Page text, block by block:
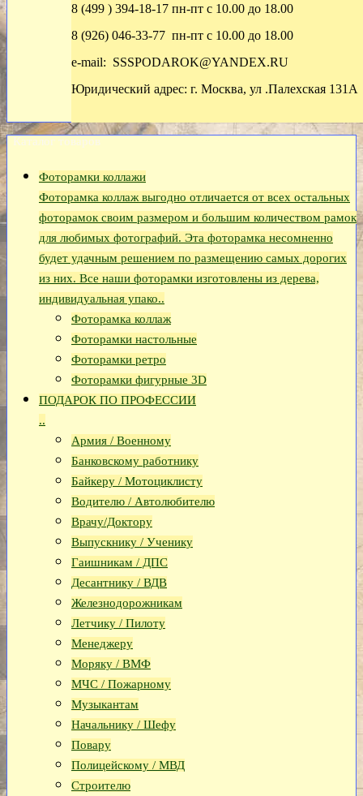
8 (499 ) 394-18-17 пн-пт с 10.00 до 18.00
8 (926) 046-33-77 пн-пт с 10.00 до 18.00
e-mail: SSSPODAROK@YANDEX.RU
Юридический адрес: г. Москва, ул .Палехская 131А
Каталог товаров
Фоторамки коллажи
Фоторамка коллаж выгодно отличается от всех остальных
фоторамок своим размером и большим количеством рамок
для любимых фотографий. Эта фоторамка несомненно
будет удачным решением по размещению самых дорогих
из них. Все наши фоторамки изготовлены из дерева,
индивидуальная упако..
Фоторамка коллаж
Фоторамки настольные
Фоторамки ретро
Фоторамки фигурные 3D
ПОДАРОК ПО ПРОФЕССИИ
..
Армия / Военному
Банковскому работнику
Байкеру / Мотоциклисту
Водителю / Автолюбителю
Врачу/Доктору
Выпускнику / Ученику
Гаишникам / ДПС
Десантнику / ВДВ
Железнодорожникам
Летчику / Пилоту
Менеджеру
Моряку / ВМФ
МЧС / Пожарному
Музыкантам
Начальнику / Шефу
Повару
Полицейскому / МВД
Строителю